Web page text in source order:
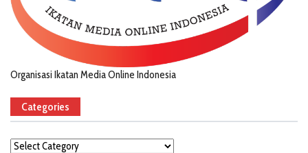
Organisasi Ikatan Media Online Indonesia
Categories
Categories